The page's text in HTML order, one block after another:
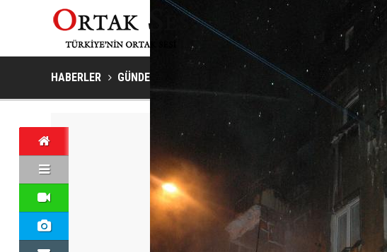
HABERLER GÜNDEM Evi Yanan Kadın Kendini Üçüncü Kattan Attı